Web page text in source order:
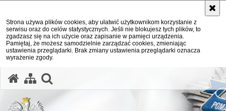
Strona używa plików cookies, aby ułatwić użytkownikom korzystanie z
serwisu oraz do celów statystycznych. Jeśli nie blokujesz tych plików, to
zgadzasz się na ich użycie oraz zapisanie w pamięci urządzenia.
Pamiętaj, że możesz samodzielnie zarządzać cookies, zmieniając
ustawienia przeglądarki. Brak zmiany ustawienia przeglądarki oznacza
wyrażenie zgody.